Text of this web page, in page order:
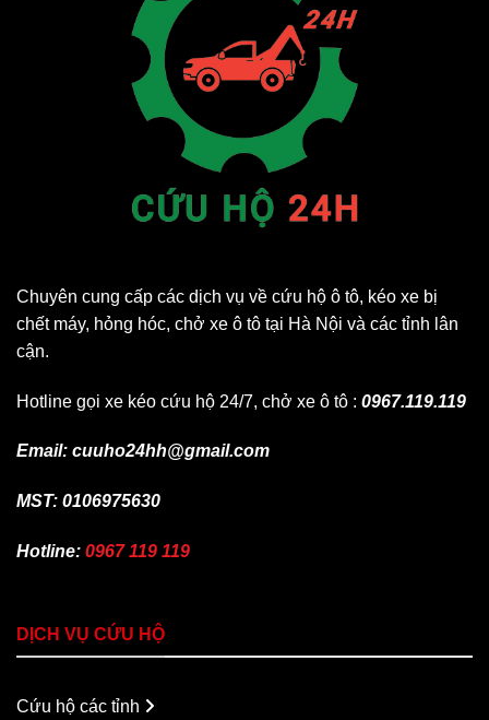
Chuyên cung cấp các dịch vụ về cứu hộ ô tô, kéo xe bị
chết máy, hỏng hóc, chở xe ô tô tại Hà Nội và các tỉnh lân
cận.
Hotline gọi xe kéo cứu hộ 24/7, chở xe ô tô : 0967.119.119
Email: cuuho24hh@gmail.com
MST: 0106975630
Hotline: 0967 119 119
DỊCH VỤ CỨU HỘ
Cứu hộ các tỉnh